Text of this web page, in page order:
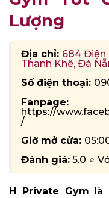
Lượng
Địa chỉ: 684 Điện
Thanh Khê, Đà
Số điện thoại:
Fanpage:
https://
/
Giờ mở cửa:
Đánh giá: 5.0 ⭐
H Private Gym là